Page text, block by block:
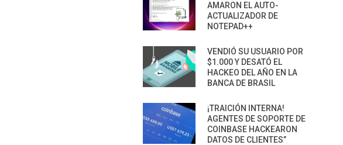
AMARON EL AUTO-
ACTUALIZADOR DE
NOTEPAD++
VENDIÓ SU USUARIO POR
$1.000 Y DESATÓ EL
HACKEO DEL AÑO EN LA
BANCA DE BRASIL
¡TRAICIÓN INTERNA!
AGENTES DE SOPORTE DE
COINBASE HACKEARON
DATOS DE CLIENTES”